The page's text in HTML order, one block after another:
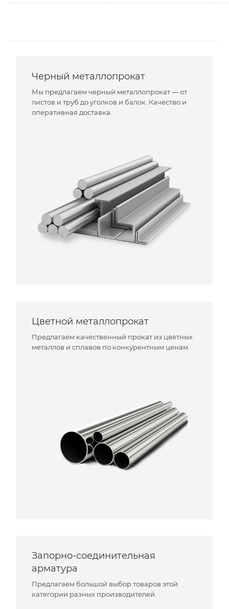
Черный металлопрокат
Мы предлагаем черный металлопрокат — от
листов и труб до уголков и балок. Качество и
оперативная доставка.
Цветной металлопрокат
Предлагаем качественный прокат из цветных
металлов и сплавов по конкурентным ценам.
Запорно-соединительная
арматура
Предлагаем большой выбор товаров этой
категории разных производителей.